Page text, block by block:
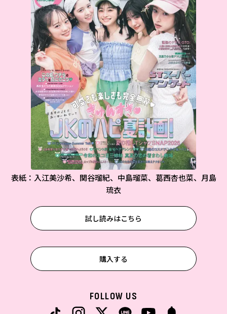
表紙：入江美沙希、関谷瑠紀、中島瑠菜、葛西杏也菜、月島
琉衣
試し読みはこちら
購入する
FOLLOW US